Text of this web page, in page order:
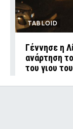
TABLOID
Γέννησε η
ανάρτηση
του γιου